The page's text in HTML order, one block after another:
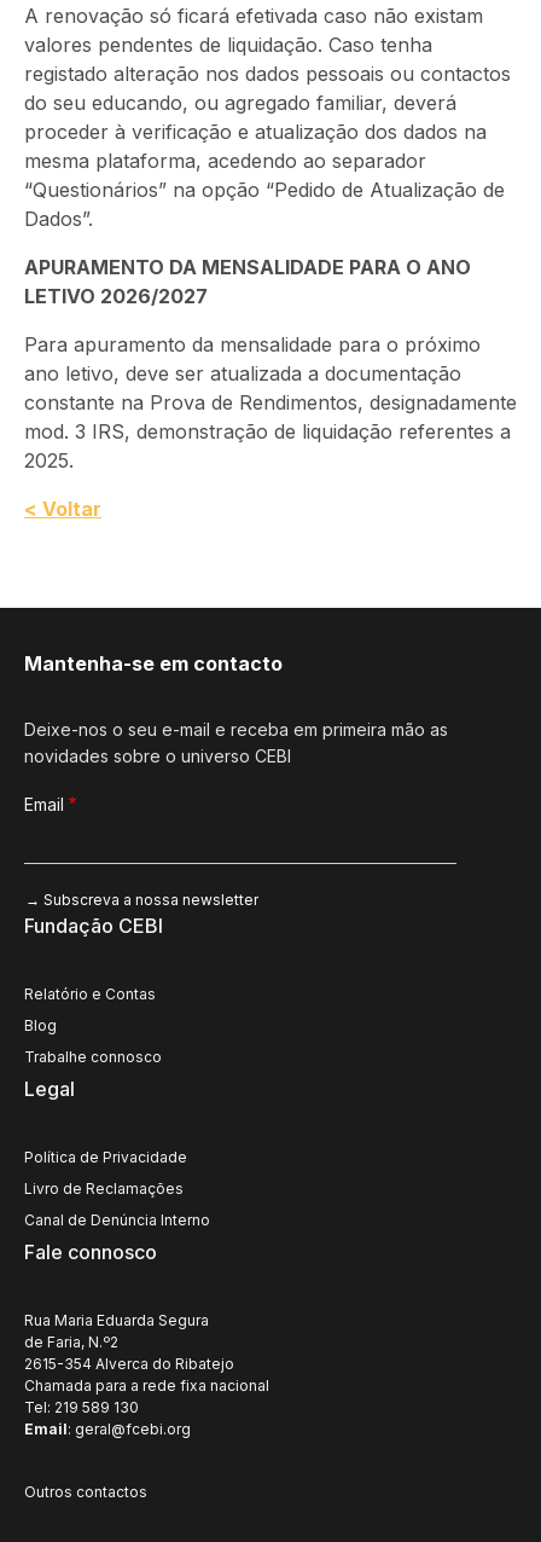
A renovação só ficará efetivada caso não existam
valores pendentes de liquidação. Caso tenha
registado alteração nos dados pessoais ou contactos
do seu educando, ou agregado familiar, deverá
proceder à verificação e atualização dos dados na
mesma plataforma, acedendo ao separador
“Questionários” na opção “Pedido de Atualização de
Dados”.
APURAMENTO DA MENSALIDADE PARA O ANO
LETIVO 2026/2027
Para apuramento da mensalidade para o próximo
ano letivo, deve ser atualizada a documentação
constante na Prova de Rendimentos, designadamente
mod. 3 IRS, demonstração de liquidação referentes a
2025.
< Voltar
Mantenha-se em contacto
Deixe-nos o seu e-mail e receba em primeira mão as
novidades sobre o universo CEBI
Email
Fundação CEBI
Relatório e Contas
Blog
Trabalhe connosco
Legal
Política de Privacidade
Livro de Reclamações
Canal de Denúncia Interno
Fale connosco
Rua Maria Eduarda Segura
de Faria, N.º2
2615-354 Alverca do Ribatejo
Chamada para a rede fixa nacional
Tel: 219 589 130
Email: geral@fcebi.org
Outros contactos